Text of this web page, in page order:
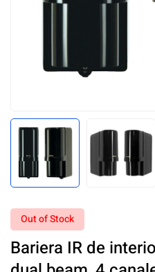
Out of Stock
Bariera IR de